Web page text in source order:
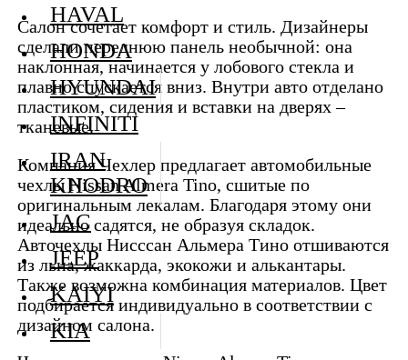
Салон сочетает комфорт и стиль. Дизайнеры
сделали переднюю панель необычной: она
наклонная, начинается у лобового стекла и
плавно спускается вниз. Внутри авто отделано
пластиком, сидения и вставки на дверях –
тканевые.
Компания Чехлер предлагает автомобильные
чехлы Nissan Almera Tino, сшитые по
оригинальным лекалам. Благодаря этому они
идеально садятся, не образуя складок.
Авточехлы Нисссан Альмера Тино отшиваются
из льна, жаккарда, экокожи и алькантары.
Также возможна комбинация материалов. Цвет
подбирается индивидуально в соответствии с
дизайном салона.
HAVAL
HONDA
HYUNDAI
INFINITI
IRAN
KHODRO
JAC
JEEP
KAIYI
KIA